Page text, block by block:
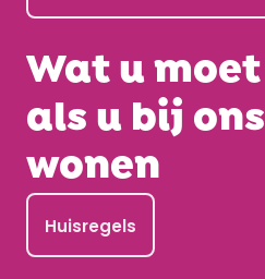
Wat u
als u bij
wonen
Huisregels